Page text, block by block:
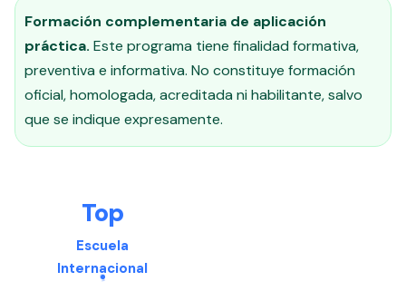
Formación complementaria de aplicación
práctica. Este programa tiene finalidad formativa,
preventiva e informativa. No constituye formación
oficial, homologada, acreditada ni habilitante, salvo
que se indique expresamente.
Top
Escuela
Internacional